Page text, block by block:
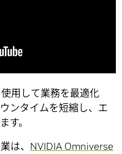
用して業務を最適化
ンタイムを短縮し、エ
す。
は、 NVIDIA Omniverse